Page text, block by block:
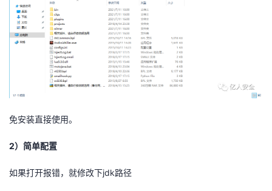
免安装直接使用。
2）简单配置
如果打开报错，就修改下jdk路径